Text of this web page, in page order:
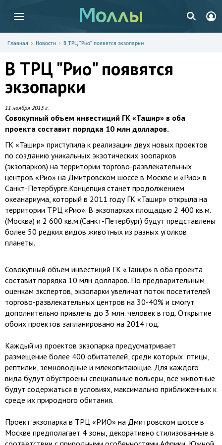
Главная Новости В ТРЦ "Рио" появятся экзопарки
В ТРЦ "Рио" появятся
экзопарки
11 ноября 2013 г.
Совокупный объем инвестиций ГК «Ташир» в оба
проекта составит порядка 10 млн долларов.
ГК «Ташир» приступила к реализации двух новых проектов
по созданию уникальных экзотических зоопарков
(экзопарков) на территории торгово-развлекательных
центров «Рио» на Дмитровском шоссе в Москве и «Рио» в
Санкт-Петербурге.Концепция станет продолжением
океанариума, который в 2011 году ГК «Ташир» открыла на
территории ТРЦ «Рио». В экзопарках площадью 2 400 кв.м.
(Москва) и 2 600 кв.м.(Санкт-Петербург) будут представлены
более 50 редких видов животных из разных уголков
планеты.
Совокупный объем инвестиций ГК «Ташир» в оба проекта
составит порядка 10 млн долларов. По предварительным
оценкам экспертов, экзопарки увеличат поток посетителей
торгово-развлекательных центров на 30-40% и смогут
дополнительно привлечь до 3 млн. человек в год. Открытие
обоих проектов запланировано на 2014 год.
Каждый из проектов экзопарка предусматривает
размещение более 400 обитателей, среди которых: птицы,
рептилии, земноводные и млекопитающие. Для каждого
вида будут обустроены специальные вольеры, все животные
будут содержаться в условиях, максимально приближенных к
среде их природного обитания.
Проект экзопарка в ТРЦ «РИО» на Дмитровском шоссе в
Москве предполагает 4 зоны, декоративно стилизованные в